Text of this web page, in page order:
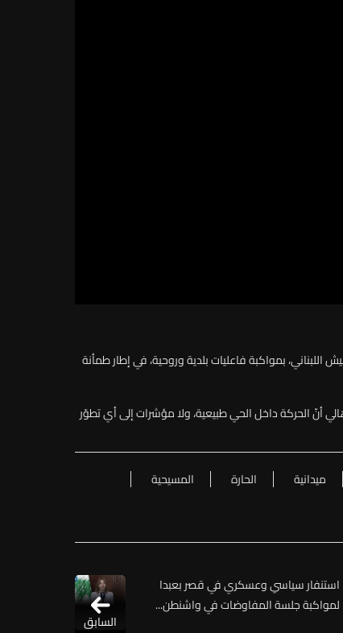
بمواكبة فاعليات بلدية وروحية، في إطار طمأنة
أنّ الحركة داخل الحي طبيعية، ولا مؤشرات إلى أي تطوّر
ميدانية الحارة
المسيحية
استنفار سياسي وعسكري في قصر بعبدا
لمواكبة جلسة المفاوضات في واشنطن...
السابق